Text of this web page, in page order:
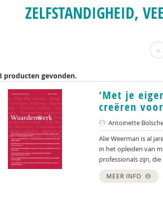
ZELFSTANDIGHEID,
«
producten gevonden.
‘Met je
creëren
Antoinette
Alie Weerman is al
in het opleiden van
professionals zijn,
MEER INFO